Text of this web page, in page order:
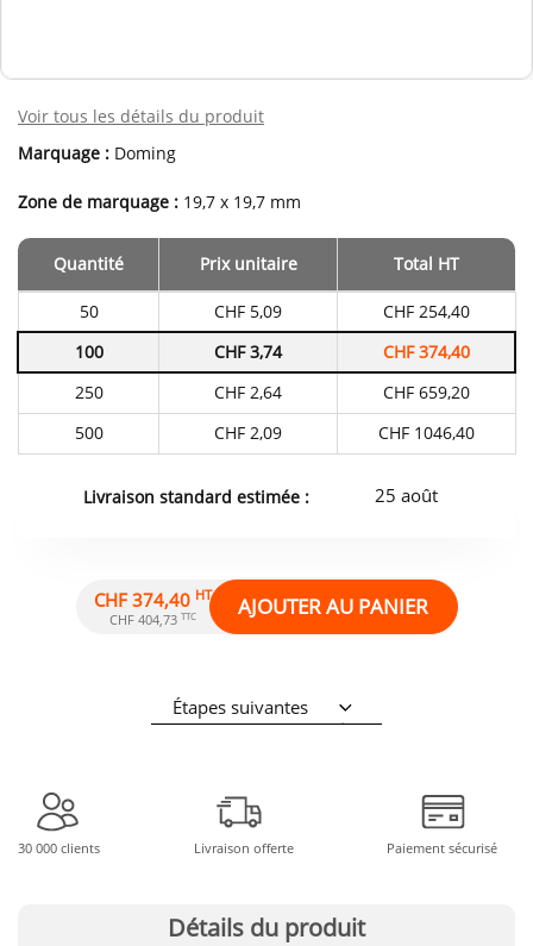
Voir tous les détails du produit
Marquage : Doming
Zone de marquage : 19,7 x 19,7 mm
Tarifs
produit
fonction
la
quantité
commandée
Quantité Prix unitaire Total HT
50 CHF 5,09
CHF 254,40
100
CHF 3,74
CHF 374,40
250
CHF 2,64
CHF 659,20
500
CHF 2,09 CHF 1046,40
Livraison standard estimée : 25 août
CHF 374,40 HT
CHF 404,73 TTC AJOUTER AU PANIER
Étapes suivantes
30 000 clients Livraison offerte Paiement sécurisé
Détails du produit